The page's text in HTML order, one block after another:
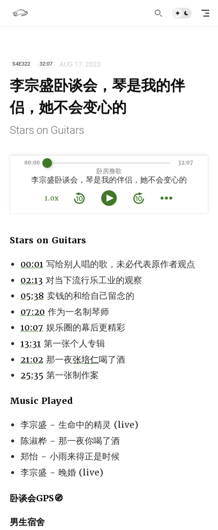
S4E322 32:07 AUG 17, 2023
李宗盛卧谈会，琴是我的伴
侣，她不会变心的
Stars on Guitars
卧房撸歌
李宗盛卧谈会，琴是我的伴侣，她不会变心的
1.0x
00:00 32:07
Stars on Guitars
00:01 写给别人唱的歌，未必代表原作者观点
02:13 对当下流行乐工业的观察
05:38 卖钱的和给自己留念的
07:20 作为一名制琴师
10:07 娱乐圈的幕后更精彩
13:31 第一张个人专辑
21:02 那一夜张培仁喝了酒
25:35 第一张制作案
Music Played
李宗盛 - 生命中的精灵 (live)
陈淑桦 - 那一夜你喝了酒
郑怡 - 小雨来得正是时候
李宗盛 - 晚婚 (live)
卧谈会GPS🧭
男生宿舍